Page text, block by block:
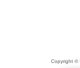
Copyright ©